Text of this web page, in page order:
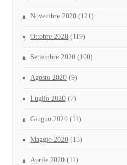
Novembre 2020 (121)
Ottobre 2020 (119)
Settembre 2020 (100)
Agosto 2020 (9)
Luglio 2020 (7)
Giugno 2020 (11)
Maggio 2020 (15)
Aprile 2020 (11)